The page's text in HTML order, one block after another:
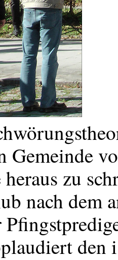
Gemeinde
heraus zu
nach dem
den